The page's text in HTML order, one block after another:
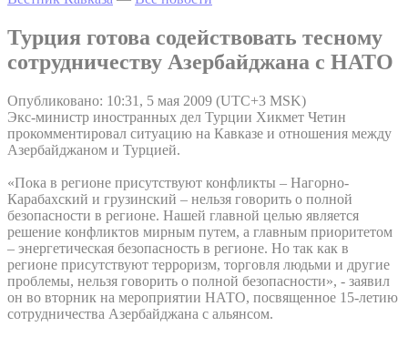
Турция готова содействовать тесному
сотрудничеству Азербайджана с НАТО
Опубликовано: 10:31, 5 мая 2009 (UTC+3 MSK)
Экс-министр иностранных дел Турции Хикмет Четин
прокомментировал ситуацию на Кавказе и отношения между
Азербайджаном и Турцией.
«Пока в регионе присутствуют конфликты – Нагорно-
Карабахский и грузинский – нельзя говорить о полной
безопасности в регионе. Нашей главной целью является
решение конфликтов мирным путем, а главным приоритетом
– энергетическая безопасность в регионе. Но так как в
регионе присутствуют терроризм, торговля людьми и другие
проблемы, нельзя говорить о полной безопасности», - заявил
он во вторник на мероприятии НАТО, посвященное 15-летию
сотрудничества Азербайджана с альянсом.